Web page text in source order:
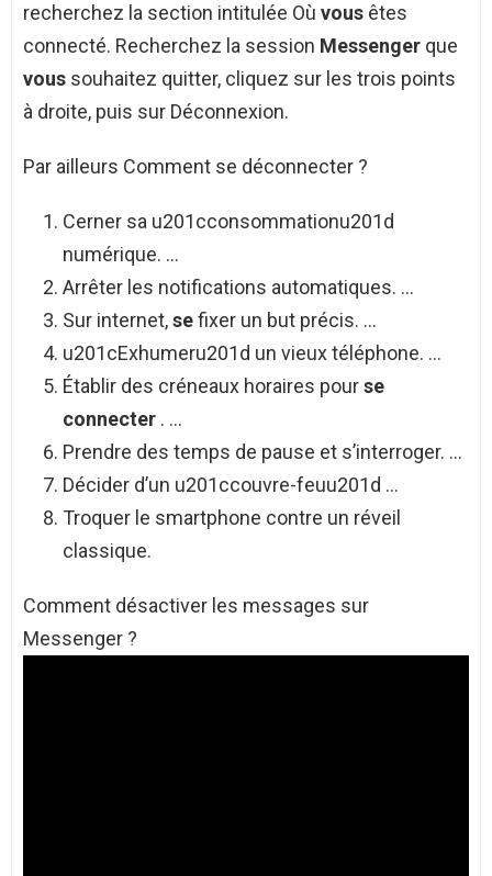
recherchez la section intitulée Où vous êtes
connecté. Recherchez la session Messenger que
vous souhaitez quitter, cliquez sur les trois points
à droite, puis sur Déconnexion.
Par ailleurs Comment se déconnecter ?
Cerner sa u201cconsommationu201d
numérique. …
Arrêter les notifications automatiques. …
Sur internet,sefixer un but précis. …
u201cExhumeru201d un vieux téléphone. …
Établir des créneaux horaires pourse
connecter . …
Prendre des temps de pause et s’interroger. …
Décider d’un u201ccouvre-feuu201d …
Troquer le smartphone contre un réveil
classique.
Comment désactiver les messages sur
Messenger ?